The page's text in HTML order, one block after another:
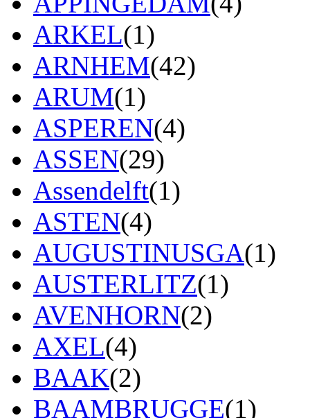
ARKEL(1)
ARNHEM(42)
ARUM(1)
ASPEREN(4)
ASSEN(29)
Assendelft(1)
ASTEN(4)
AUGUSTINUSGA(1)
AUSTERLITZ(1)
AVENHORN(2)
AXEL(4)
BAAK(2)
BAAMBRUGGE(1)